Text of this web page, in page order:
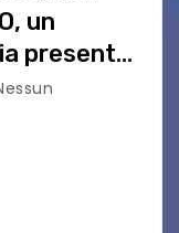
un
presente